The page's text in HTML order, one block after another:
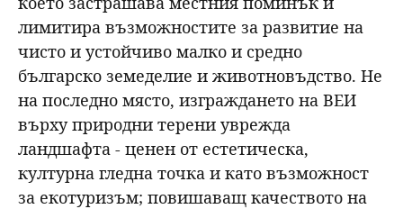
лимитира възможностите за развитие на
чисто и устойчиво малко и средно
българско земеделие и животновъдство. Не
на последно място, изграждането на ВЕИ
върху природни терени уврежда
ландшафта - ценен от естетическа,
културна гледна точка и като възможност
за екотуризъм; повишаващ качеството на